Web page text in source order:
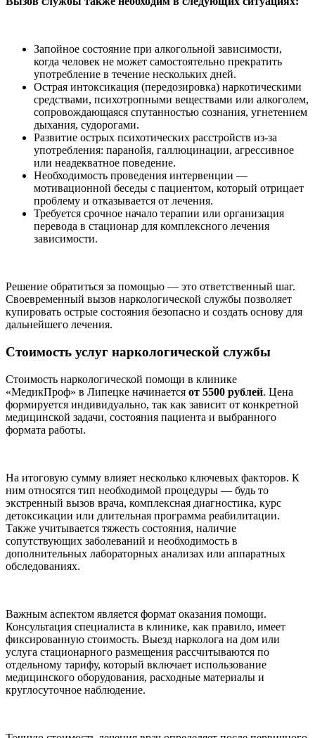
Запойное состояние при алкогольной зависимости,
когда человек не может самостоятельно прекратить
употребление в течение нескольких дней.
Острая интоксикация (передозировка) наркотическими
средствами, психотропными веществами или алкоголем,
сопровождающаяся спутанностью сознания, угнетением
дыхания, судорогами.
Развитие острых психотических расстройств из-за
употребления: паранойя, галлюцинации, агрессивное
или неадекватное поведение.
Необходимость проведения интервенции —
мотивационной беседы с пациентом, который отрицает
проблему и отказывается от лечения.
Требуется срочное начало терапии или организация
перевода в стационар для комплексного лечения
зависимости.
Решение обратиться за помощью — это ответственный шаг.
Своевременный вызов наркологической службы позволяет
купировать острые состояния безопасно и создать основу для
дальнейшего лечения.
Стоимость услуг наркологической службы
Стоимость наркологической помощи в клинике
«МедикПроф» в Липецке начинается от 5500 рублей. Цена
формируется индивидуально, так как зависит от конкретной
медицинской задачи, состояния пациента и выбранного
формата работы.
На итоговую сумму влияет несколько ключевых факторов. К
ним относятся тип необходимой процедуры — будь то
экстренный вызов врача, комплексная диагностика, курс
детоксикации или длительная программа реабилитации.
Также учитывается тяжесть состояния, наличие
сопутствующих заболеваний и необходимость в
дополнительных лабораторных анализах или аппаратных
обследованиях.
Важным аспектом является формат оказания помощи.
Консультация специалиста в клинике, как правило, имеет
фиксированную стоимость. Выезд нарколога на дом или
услуга стационарного размещения рассчитываются по
отдельному тарифу, который включает использование
медицинского оборудования, расходные материалы и
круглосуточное наблюдение.